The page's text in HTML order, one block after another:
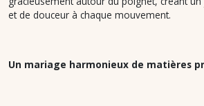
et de douceur à chaque mouvement.
Un mariage harmonieux de matières